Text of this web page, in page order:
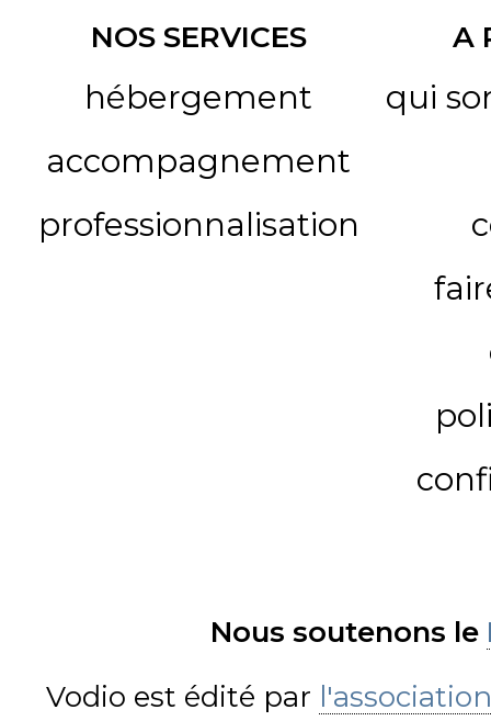
NOS SERVICES
hébergement
accompagnement
professionnalisation
A
qui